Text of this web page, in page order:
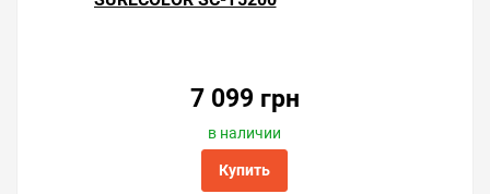
7 099 грн
в наличии
Купить